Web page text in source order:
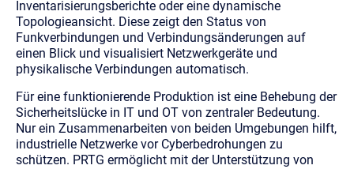
Inventarisierungsberichte oder eine dynamische
Topologieansicht. Diese zeigt den Status von
Funkverbindungen und Verbindungsänderungen auf
einen Blick und visualisiert Netzwerkgeräte und
physikalische Verbindungen automatisch.
Für eine funktionierende Produktion ist eine Behebung der
Sicherheitslücke in IT und OT von zentraler Bedeutung.
Nur ein Zusammenarbeiten von beiden Umgebungen hilft,
industrielle Netzwerke vor Cyberbedrohungen zu
schützen. PRTG ermöglicht mit der Unterstützung von